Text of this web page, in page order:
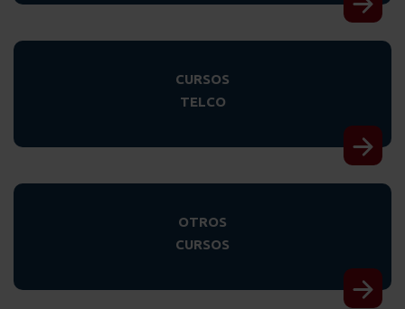
CURSOS
TELCO
OTROS
CURSOS